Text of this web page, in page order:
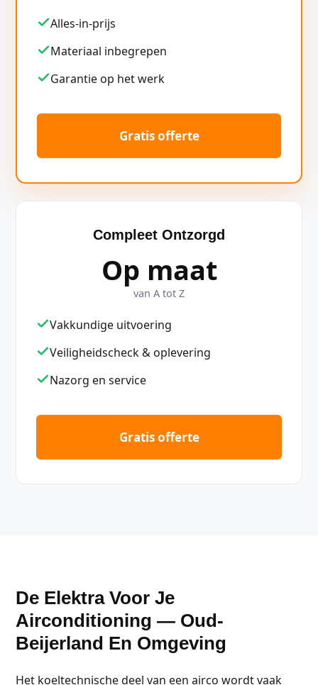
Alles-in-prijs
Materiaal inbegrepen
Garantie op het werk
Gratis offerte
Compleet Ontzorgd
Op maat
van A tot Z
Vakkundige uitvoering
Veiligheidscheck & oplevering
Nazorg en service
Gratis offerte
De Elektra Voor Je
Airconditioning — Oud-
Beijerland En Omgeving
Het koeltechnische deel van een airco wordt vaak